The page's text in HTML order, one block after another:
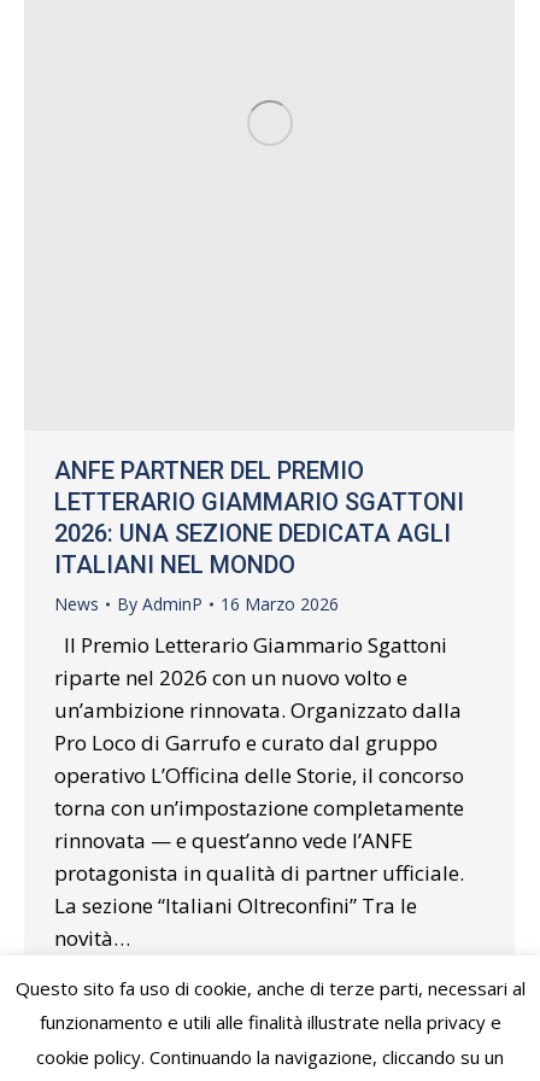
ANFE PARTNER DEL PREMIO
LETTERARIO GIAMMARIO SGATTONI
2026: UNA SEZIONE DEDICATA AGLI
ITALIANI NEL MONDO
News By AdminP 16 Marzo 2026
Il Premio Letterario Giammario Sgattoni
riparte nel 2026 con un nuovo volto e
un’ambizione rinnovata. Organizzato dalla
Pro Loco di Garrufo e curato dal gruppo
operativo L’Officina delle Storie, il concorso
torna con un’impostazione completamente
rinnovata — e quest’anno vede l’ANFE
protagonista in qualità di partner ufficiale.
La sezione “Italiani Oltreconfini” Tra le
novità…
Questo sito fa uso di cookie, anche di terze parti, necessari al
funzionamento e utili alle finalità illustrate nella privacy e
cookie policy. Continuando la navigazione, cliccando su un